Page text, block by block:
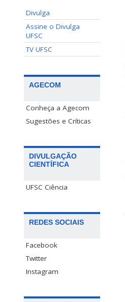
Divulga
Assine o Divulga
UFSC
TV UFSC
AGECOM
Conheça a Agecom
Sugestões e Críticas
DIVULGAÇÃO
CIENTÍFICA
UFSC Ciência
REDES SOCIAIS
Facebook
Twitter
Instagram